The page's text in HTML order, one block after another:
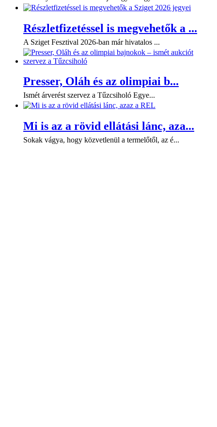
Részletfizetéssel is megvehetők a ...
A Sziget Fesztival 2026-ban már hivatalos ...
Presser, Oláh és az olimpiai b...
Ismét árverést szervez a Tűzcsiholó Egye...
Mi is az a rövid ellátási lánc, aza...
Sokak vágya, hogy közvetlenül a termelőtől, az é...